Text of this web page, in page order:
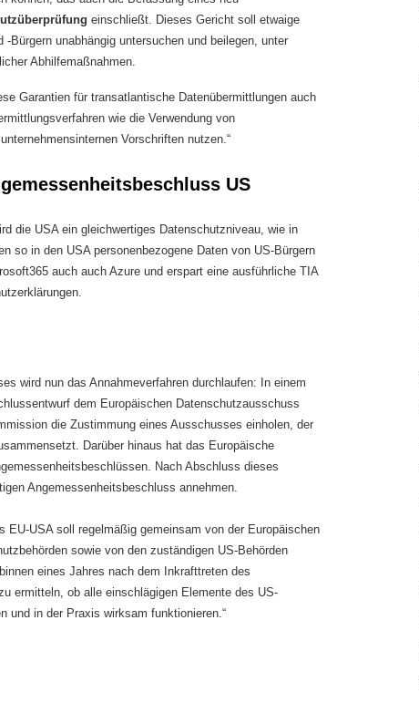
einschließt. Dieses Gericht soll etwaige
-Bürgern unabhängig untersuchen und beilegen, unter
Abhilfemaßnahmen.
Garantien für transatlantische Datenübermittlungen auch
wie die Verwendung von
Vorschriften nutzen.“
US
die USA ein gleichwertiges Datenschutzniveau, wie in
so in den USA personenbezogene Daten von US-Bürgern
auch auch Azure und erspart eine ausführliche TIA
wird nun das Annahmeverfahren durchlaufen: In einem
dem Europäischen Datenschutzausschuss
die Zustimmung eines Ausschusses einholen, der
Darüber hinaus hat das Europäische
Nach Abschluss dieses
Angemessenheitsbeschluss annehmen.
EU-USA soll regelmäßig gemeinsam von der Europäischen
sowie von den zuständigen US-Behörden
eines Jahres nach dem Inkrafttreten des
ermitteln, ob alle einschlägigen Elemente des US-
und in der Praxis wirksam funktionieren.“